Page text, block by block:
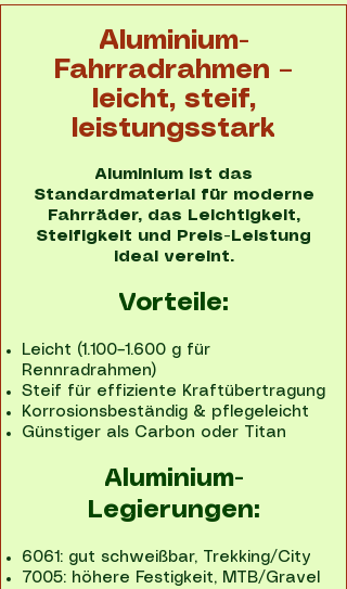
Aluminium-
Fahrradrahmen –
leicht, steif,
leistungsstark
Aluminium ist das
Standardmaterial für moderne
Fahrräder, das Leichtigkeit,
Steifigkeit und Preis-Leistung
ideal vereint.
Vorteile:
Leicht (1.100–1.600 g für
Rennradrahmen)
Steif für effiziente Kraftübertragung
Korrosionsbeständig & pflegeleicht
Günstiger als Carbon oder Titan
Aluminium-
Legierungen:
6061: gut schweißbar, Trekking/City
7005: höhere Festigkeit, MTB/Gravel